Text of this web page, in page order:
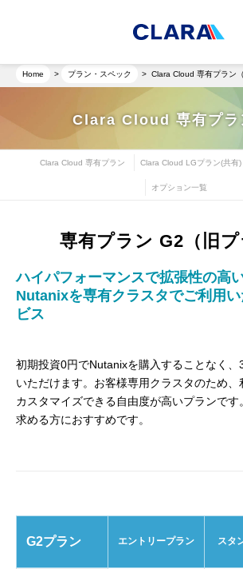
Home > プラン・スペック > Clara Cloud 専有プラン（
Clara Cloud 専有プラ
Clara Cloud 専有プラン Clara Cloud LGプラン(共有)
オプション一覧
専有プラン G2（旧プ
ハイパフォーマンスで拡張性の高
Nutanixを専有クラスタでご利用
ビス
初期投資0円でNutanixを購入することなく、
いただけます。お客様専用クラスタのため、
カスタマイズできる自由度が高いプランです
求める方におすすめです。
G2プラン エントリープラン スタ